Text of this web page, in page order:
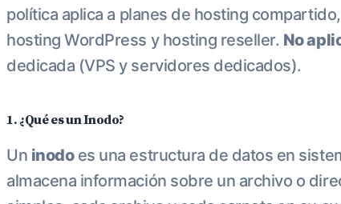
política aplica a planes de hosting
hosting WordPress y hosting reseller. No
dedicada (VPS y servidores dedicados).
1. ¿Qué es un Inodo?
Un inodoes una estructura de datos en
almacena información sobre un archivo o